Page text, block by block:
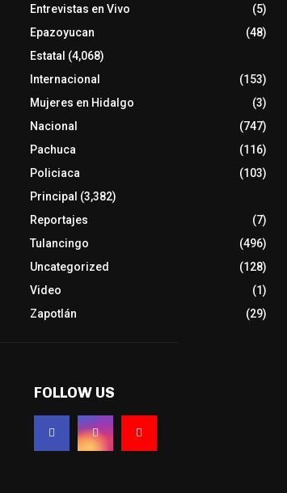
Entrevistas en Vivo
(5)
Epazoyucan
(48)
Estatal (4,068)
Internacional
(153)
Mujeres en Hidalgo
(3)
Nacional
(747)
Pachuca
(116)
Policiaca
(103)
Principal (3,382)
Reportajes
(7)
Tulancingo
(496)
Uncategorized
(128)
Video
(1)
Zapotlán
(29)
FOLLOW US